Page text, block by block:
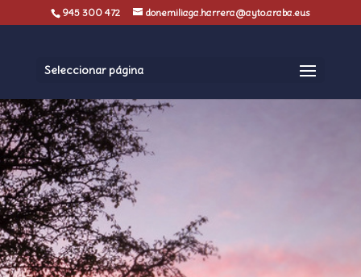
945 300 472 donemiliaga.harrera@ayto.araba.eus
Seleccionar página